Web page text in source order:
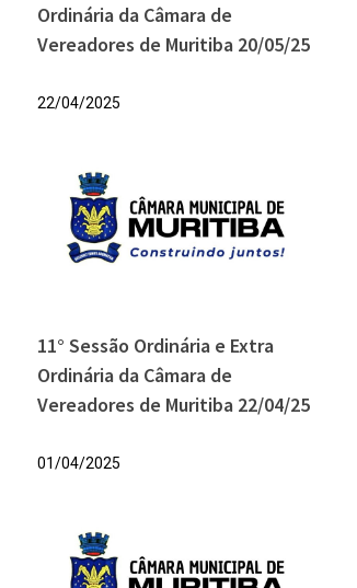
Ordinária da Câmara de
Vereadores de Muritiba 20/05/25
22/04/2025
11° Sessão Ordinária e Extra
Ordinária da Câmara de
Vereadores de Muritiba 22/04/25
01/04/2025